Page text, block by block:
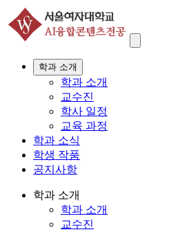
학과 소개
학과 소개
교수진
학사 일정
교육 과정
학과 소식
학생 작품
공지사항
학과 소개
학과 소개
교수진